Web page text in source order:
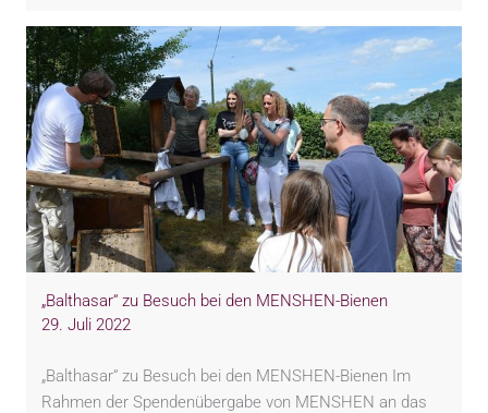
„Balthasar“ zu Besuch bei den MENSHEN-Bienen
29. Juli 2022
„Balthasar“ zu Besuch bei den MENSHEN-Bienen Im
Rahmen der Spendenübergabe von MENSHEN an das